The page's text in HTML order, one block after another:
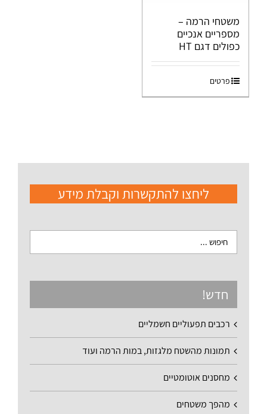
משטחי הרמה –
מספריים אנכיים
כפולים דגם HT
פרטים
ליחצו להתקשרות וקבלת מידע
חדש!
רכבים תפעוליים חשמליים
תמונות מהשטח מלגזות, במות הרמה ועוד
מחסנים אוטומטיים
מהפך משטחים